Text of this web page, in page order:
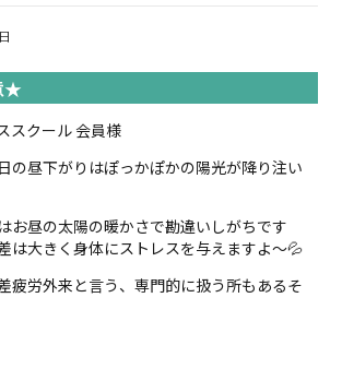
★
スクール 会員様
の昼下がりはぽっかぽかの陽光が降り注い
お昼の太陽の暖かさで勘違いしがちです
は大きく身体にストレスを与えますよ～💦
疲労外来と言う、専門的に扱う所もあるそ